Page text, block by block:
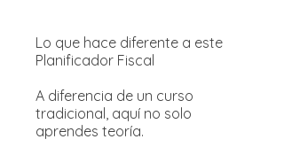
Lo que hace diferente a este
Planificador Fiscal
A diferencia de un curso
tradicional, aquí no solo
aprendes teoría.